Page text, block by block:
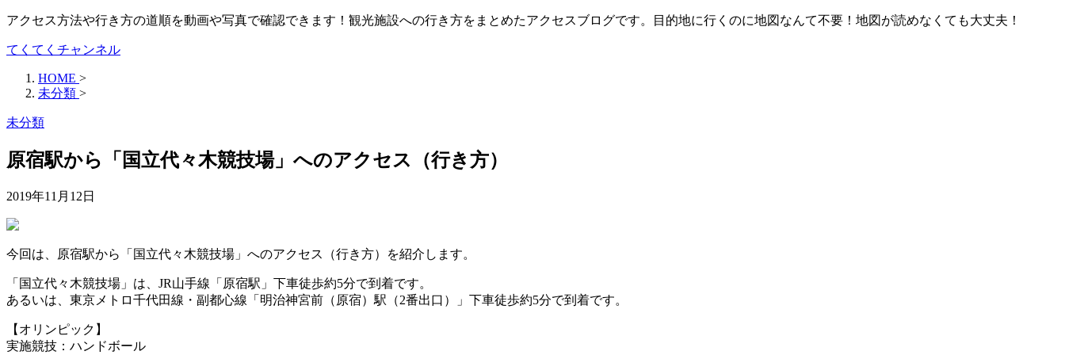
アクセス方法や行き方の道順を動画や写真で確認できます！観光施設への行き方をまとめたアクセスブログです。目的地に行くのに地図なんて不要！地図が読めなくても大丈夫！
てくてくチャンネル
HOME >
未分類 >
未分類
原宿駅から「国立代々木競技場」へのアクセス（行き方）
2019年11月12日
今回は、原宿駅から「国立代々木競技場」へのアクセス（行き方）を紹介します。
「国立代々木競技場」は、JR山手線「原宿駅」下車徒歩約5分で到着です。
あるいは、東京メトロ千代田線・副都心線「明治神宮前（原宿）駅（2番出口）」下車徒歩約5分で到着です。
【オリンピック】
実施競技：ハンドボール